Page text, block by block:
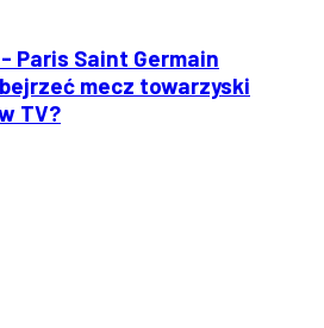
Paris Saint Germain
mecz towarzyski
TV?